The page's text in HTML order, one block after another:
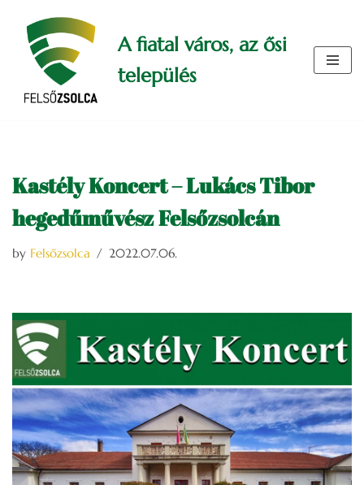
Skip
content
A fiatal város, az ősi
település
Kastély Koncert – Lukács Tibor
hegedűművész Felsőzsolcán
by Felsőzsolca 2022.07.06.